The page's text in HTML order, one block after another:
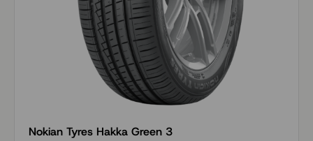
Nokian Tyres Hakka Green 3